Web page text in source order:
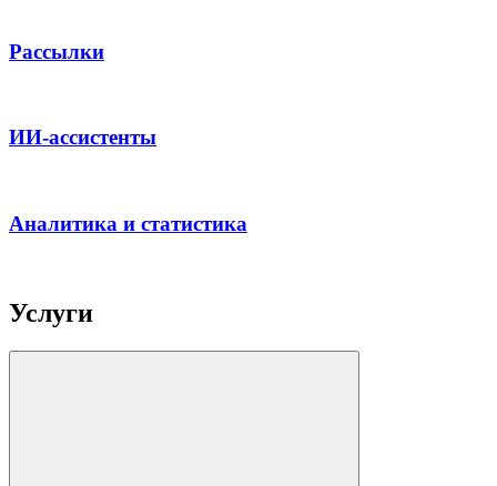
Рассылки
ИИ-ассистенты
Аналитика и статистика
Услуги